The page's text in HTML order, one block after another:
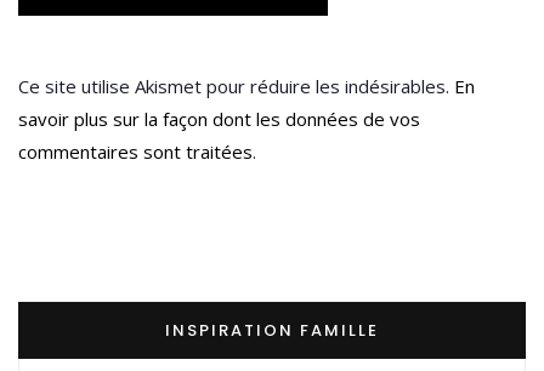
Ce site utilise Akismet pour réduire les indésirables. En
savoir plus sur la façon dont les données de vos
commentaires sont traitées.
INSPIRATION FAMILLE